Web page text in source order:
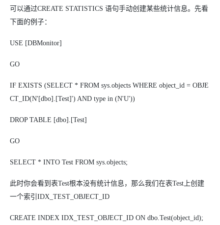
可以通过CREATE STATISTICS 语句手动创建某些统计信息。先看
下面的例子：
USE [DBMonitor]
GO
IF EXISTS (SELECT * FROM sys.objects WHERE object_id = OBJE
CT_ID(N'[dbo].[Test]') AND type in (N'U'))
DROP TABLE [dbo].[Test]
GO
SELECT * INTO Test FROM sys.objects;
此时你会看到表Test根本没有统计信息，那么我们在表Test上创建
一个索引IDX_TEST_OBJECT_ID
CREATE INDEX IDX_TEST_OBJECT_ID ON dbo.Test(object_id);